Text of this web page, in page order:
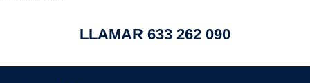
LLAMAR 633 262 090